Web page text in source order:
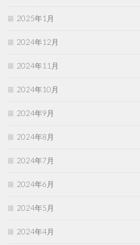
2025年1月
2024年12月
2024年11月
2024年10月
2024年9月
2024年8月
2024年7月
2024年6月
2024年5月
2024年4月